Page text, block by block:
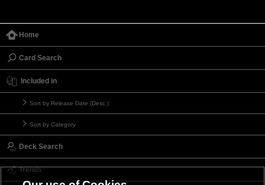
Home
Card Search
Included in
Sort by Release Date (Desc.)
Sort by Category
Deck Search
Trends